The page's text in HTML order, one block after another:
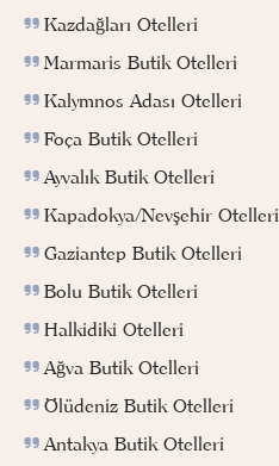
Kazdağları Otelleri
Marmaris Butik Otelleri
Kalymnos Adası Otelleri
Foça Butik Otelleri
Ayvalık Butik Otelleri
Kapadokya/Nevşehir Otelleri
Gaziantep Butik Otelleri
Bolu Butik Otelleri
Halkidiki Otelleri
Ağva Butik Otelleri
Ölüdeniz Butik Otelleri
Antakya Butik Otelleri